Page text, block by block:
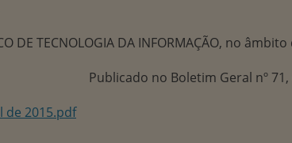
DE TECNOLOGIA DA INFORMAÇÃO, no
Publicado no Boletim Geral nº
de 2015.pdf